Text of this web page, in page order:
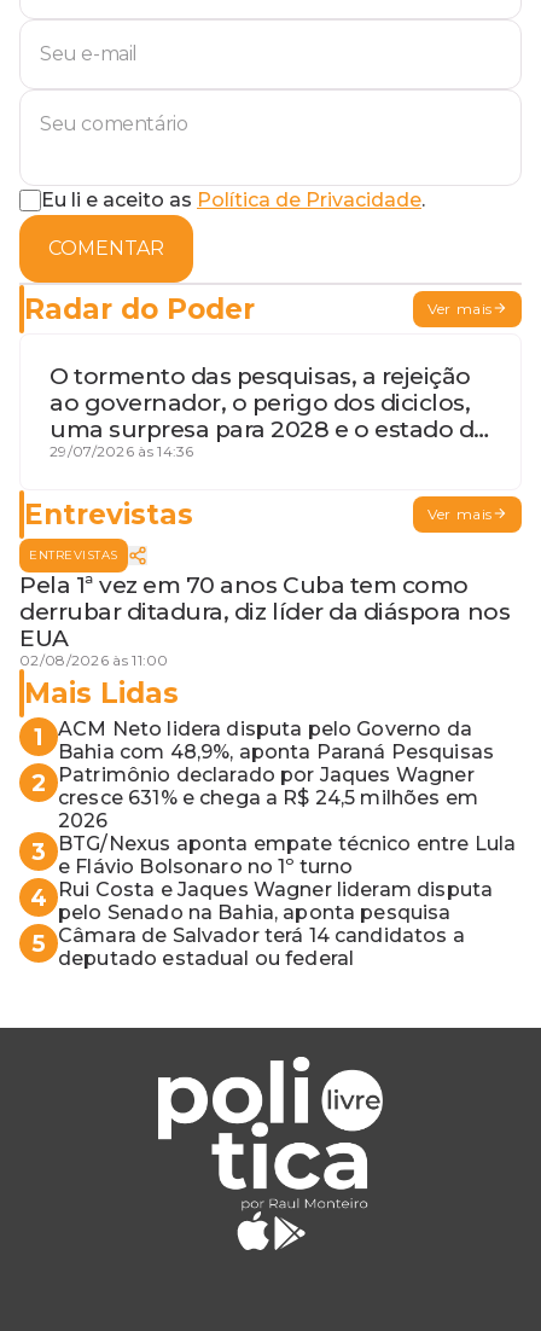
Eu li e aceito as Política de Privacidade.
COMENTAR
Radar do Poder Ver mais
O tormento das pesquisas, a rejeição
ao governador, o perigo dos diciclos,
uma surpresa para 2028 e o estado de
terceira guerra mundial
29/07/2026 às 14:36
Entrevistas Ver mais
ENTREVISTAS
Pela 1ª vez em 70 anos Cuba tem como
derrubar ditadura, diz líder da diáspora nos
EUA
02/08/2026 às 11:00
Mais Lidas
1
ACM Neto lidera disputa pelo Governo da
Bahia com 48,9%, aponta Paraná Pesquisas
2
Patrimônio declarado por Jaques Wagner
cresce 631% e chega a R$ 24,5 milhões em
2026
3
BTG/Nexus aponta empate técnico entre Lula
e Flávio Bolsonaro no 1º turno
4
Rui Costa e Jaques Wagner lideram disputa
pelo Senado na Bahia, aponta pesquisa
5
Câmara de Salvador terá 14 candidatos a
deputado estadual ou federal